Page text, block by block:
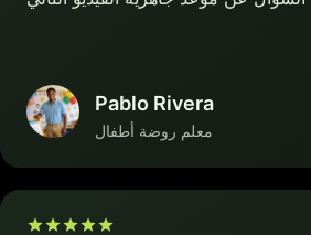
Pablo Rivera
معلم روضة أطفال